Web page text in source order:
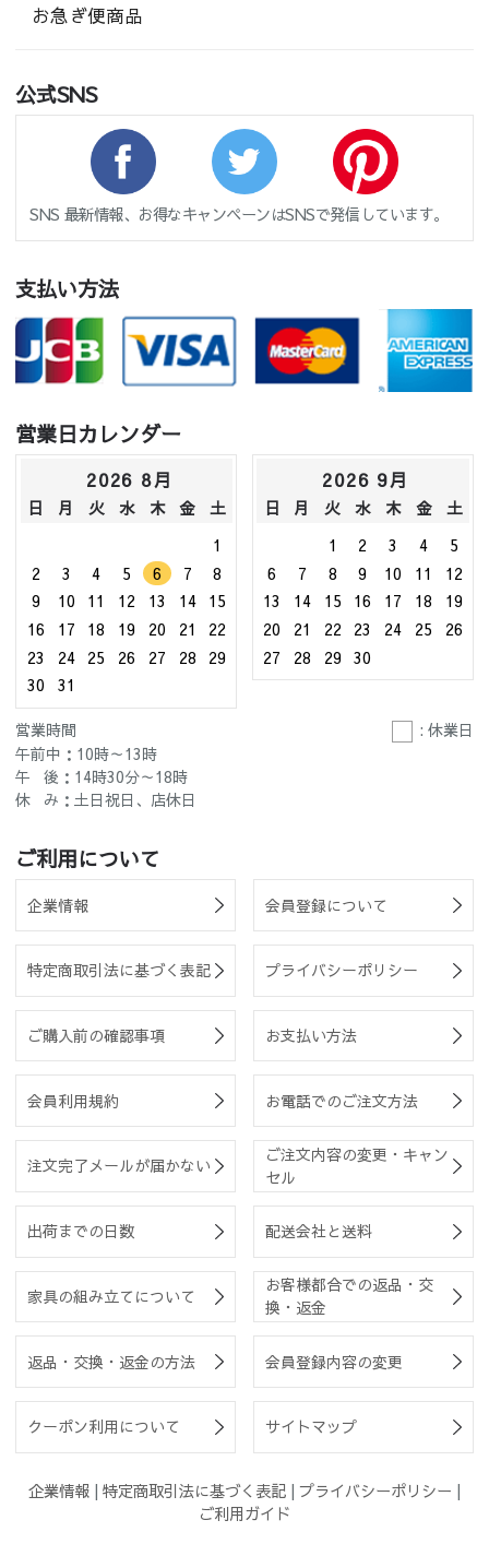
お急ぎ便商品
公式SNS
SNS 最新情報、お得なキャンペーンはSNSで発信しています。
支払い方法
営業日カレンダー
2026 8月
日 月 火 水 木 金
土
1
2
3 4 5 6 7
8
9
10 11 12 13 14
15
16
17 18 19 20 21
22
23
24 25 26 27 28
29
30
31
2026 9月
日 月 火 水 木 金
土
1
2 3 4
5
6
7 8 9 10 11
12
13
14 15 16 17 18
19
20
21 22 23 24 25
26
27
28 29 30
営業時間
: 休業日
午前中：10時～13時
午 後：14時30分～18時
休 み：土日祝日、店休日
ご利用について
企業情報 会員登録について
特定商取引法に基づく表記 プライバシーポリシー
ご購入前の確認事項 お支払い方法
会員利用規約 お電話でのご注文方法
注文完了メールが届かない
ご注文内容の変更・キャン
セル
出荷までの日数 配送会社と送料
家具の組み立てについて
お客様都合での返品・交
換・返金
返品・交換・返金の方法 会員登録内容の変更
クーポン利用について サイトマップ
企業情報 | 特定商取引法に基づく表記 | プライバシーポリシー |
ご利用ガイド